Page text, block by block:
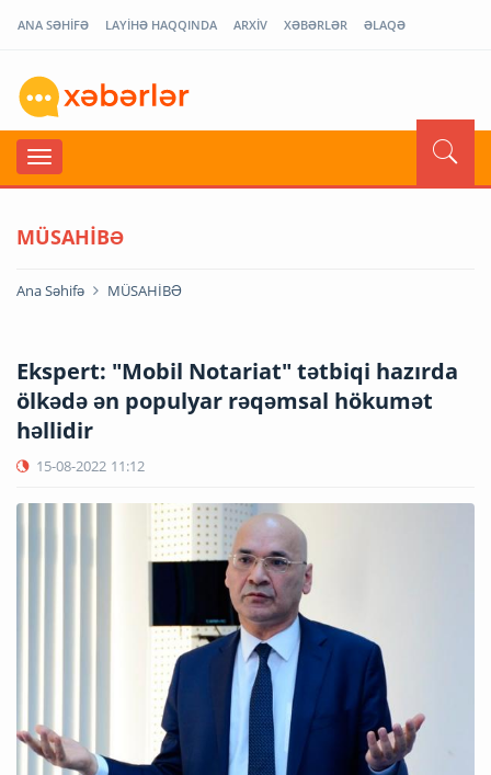
ANA SƏHİFƏ LAYİHƏ HAQQINDA ARXİV XƏBƏRLƏR ƏLAQƏ
MÜSAHİBƏ
Ana Səhifə MÜSAHİBƏ
Ekspert: "Mobil Notariat" tətbiqi hazırda
ölkədə ən populyar rəqəmsal hökumət
həllidir
15-08-2022 11:12